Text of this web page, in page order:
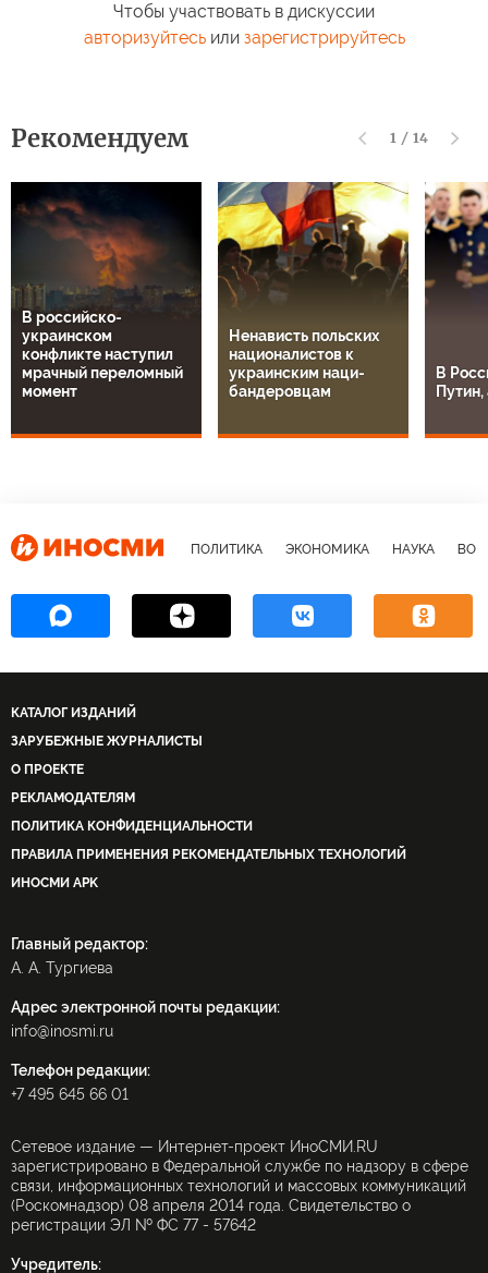
Чтобы участвовать в дискуссии
авторизуйтесьили зарегистрируйтесь
Рекомендуем 1 / 14
В российско-
украинском
конфликте наступил
мрачный переломный
момент
Ненависть польских
националистов к
украинским наци-
бандеровцам
В
ПОЛИТИКА ЭКОНОМИКА НАУКА
КАТАЛОГ ИЗДАНИЙ
ЗАРУБЕЖНЫЕ ЖУРНАЛИСТЫ
О ПРОЕКТЕ
РЕКЛАМОДАТЕЛЯМ
ПОЛИТИКА КОНФИДЕНЦИАЛЬНОСТИ
ПРАВИЛА ПРИМЕНЕНИЯ РЕКОМЕНДАТЕЛЬНЫХ ТЕХНОЛОГИЙ
ИНОСМИ APK
Главный редактор:
А. А. Тургиева
Адрес электронной почты редакции:
info@inosmi.ru
Телефон редакции:
+7 495 645 66 01
Сетевое издание — Интернет-проект ИноСМИ.RU
зарегистрировано в Федеральной службе по надзору в сфере
связи, информационных технологий и массовых коммуникаций
(Роскомнадзор) 08 апреля 2014 года. Свидетельство о
регистрации ЭЛ № ФС 77 - 57642
Учредитель: